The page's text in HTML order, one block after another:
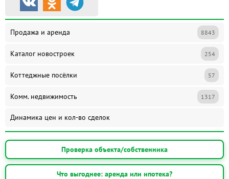
Продажа и аренда 8843
Каталог новостроек 254
Коттеджные посёлки 57
Комм. недвижимость 1317
Динамика цен и кол-во сделок
Проверка объекта/собственника
Что выгоднее: аренда или ипотека?